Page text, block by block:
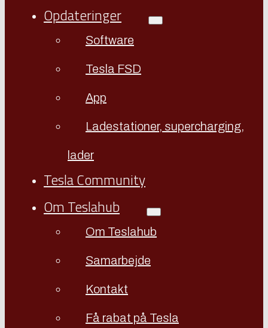
Opdateringer
Software
Tesla FSD
App
Ladestationer, supercharging,
lader
Tesla Community
Om Teslahub
Om Teslahub
Samarbejde
Kontakt
Få rabat på Tesla